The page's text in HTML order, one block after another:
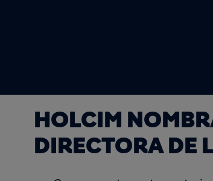
HOLCIM
DIRECTORA DE